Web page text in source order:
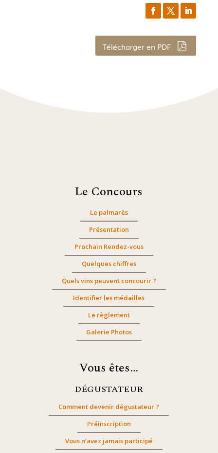
Télécharger en PDF
Le Concours
Le palmarès
Présentation
Prochain Rendez-vous
Quelques chiffres
Quels vins peuvent concourir ?
Identifier les médailles
Le règlement
Galerie Photos
Vous êtes…
DÉGUSTATEUR
Comment devenir dégustateur ?
Préinscription
Vous n’avez jamais participé